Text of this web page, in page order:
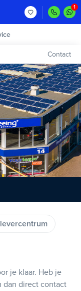
Contact
je klaar. Heb je
dan direct contact